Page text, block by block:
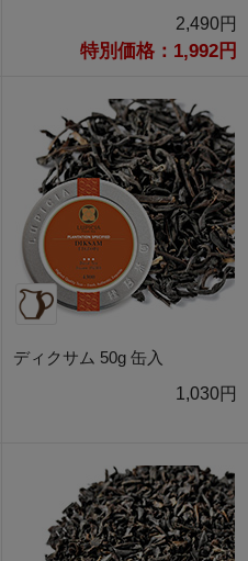
2,490円
特別価格：1,992円
ディクサム 50g 缶入
1,030円